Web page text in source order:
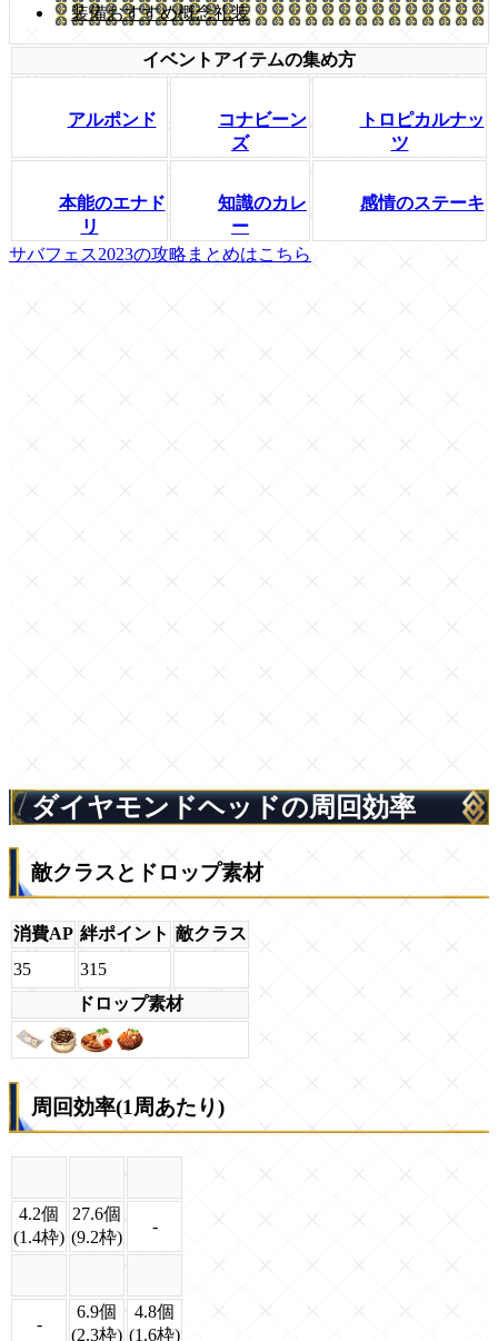
装備おすすめ概念礼装
イベントアイテムの集め方
アルポンド
コナビーン
ズ
トロピカルナッ
ツ
本能のエナド
リ
知識のカレ
ー
感情のステーキ
サバフェス2023の攻略まとめはこちら
ダイヤモンドヘッドの周回効率
敵クラスとドロップ素材
消費AP 絆ポイント 敵クラス
35
315
ドロップ素材
周回効率(1周あたり)
4.2個
(1.4枠)
27.6個
(9.2枠)
-
-
6.9個
(2.3枠)
4.8個
(1.6枠)